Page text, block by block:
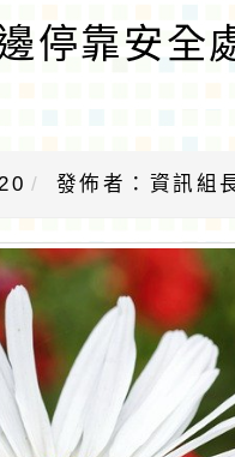
停靠安全
發佈者：資訊組